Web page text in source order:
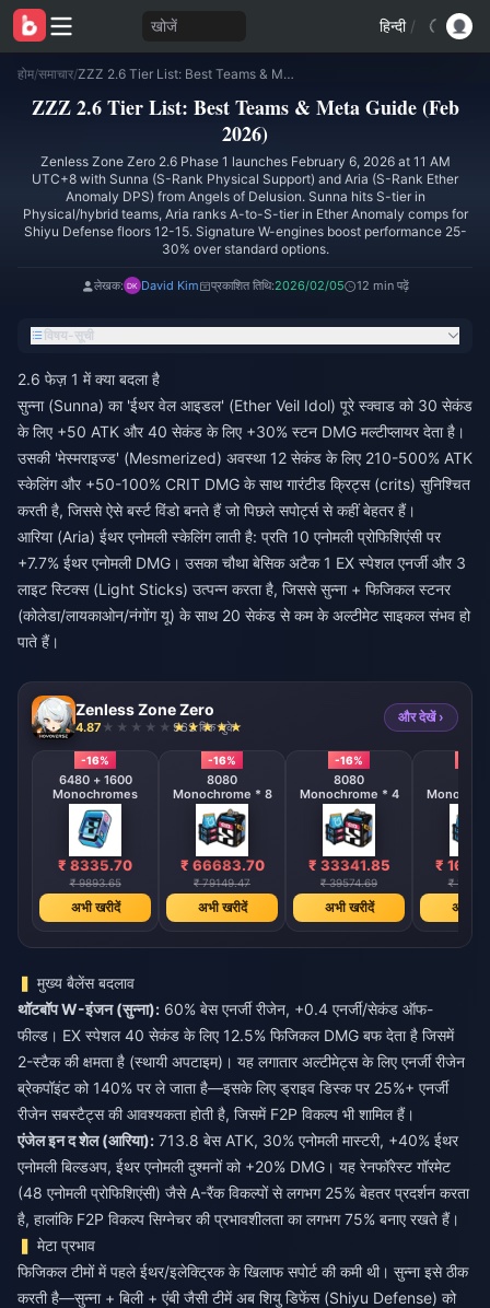
खोजें हिन्दी /
होम/समाचार/ ZZZ 2.6 Tier List: Best Teams & Meta Guide (Feb 2026)
ZZZ 2.6 Tier List: Best Teams & Meta Guide (Feb
2026)
Zenless Zone Zero 2.6 Phase 1 launches February 6, 2026 at 11 AM
UTC+8 with Sunna (S-Rank Physical Support) and Aria (S-Rank Ether
Anomaly DPS) from Angels of Delusion. Sunna hits S-tier in
Physical/hybrid teams, Aria ranks A-to-S-tier in Ether Anomaly comps for
Shiyu Defense floors 12-15. Signature W-engines boost performance 25-
30% over standard options.
लेखक: David Kim प्रकाशित तिथि:2026/02/05 12 min पढ़ें
विषय-सूची
2.6 फेज़ 1 में क्या बदला है
सुन्ना (Sunna) का 'ईथर वेल आइडल' (Ether Veil Idol) पूरे स्क्वाड को 30 सेकंड
के लिए +50 ATK और 40 सेकंड के लिए +30% स्टन DMG मल्टीप्लायर देता है।
उसकी 'मेस्मराइज्ड' (Mesmerized) अवस्था 12 सेकंड के लिए 210-500% ATK
स्केलिंग और +50-100% CRIT DMG के साथ गारंटीड क्रिट्स (crits) सुनिश्चित
करती है, जिससे ऐसे बर्स्ट विंडो बनते हैं जो पिछले सपोर्ट्स से कहीं बेहतर हैं।
आरिया (Aria) ईथर एनोमली स्केलिंग लाती है: प्रति 10 एनोमली प्रोफिशिएंसी पर
+7.7% ईथर एनोमली DMG। उसका चौथा बेसिक अटैक 1 EX स्पेशल एनर्जी और 3
लाइट स्टिक्स (Light Sticks) उत्पन्न करता है, जिससे सुन्ना + फिजिकल स्टनर
(कोलेडा/लायकाओन/नंगोंग यू) के साथ 20 सेकंड से कम के अल्टीमेट साइकल संभव हो
पाते हैं।
Zenless Zone Zero
4.87 963 बिक चुके
और देखें ›
-16%
6480 + 1600
Monochromes
₹ 8335.70
₹ 9893.65
अभी खरीदें
-16%
8080
Monochrome * 8
₹ 66683.70
₹ 79149.47
अभी खरीदें
-16%
8080
Monochrome * 4
₹ 33341.85
₹ 39574.69
अभी खरीदें
₹
₹
अभी
मुख्य बैलेंस बदलाव
थॉटबॉप W-इंजन (सुन्ना): 60% बेस एनर्जी रीजेन, +0.4 एनर्जी/सेकंड ऑफ-
फील्ड। EX स्पेशल 40 सेकंड के लिए 12.5% फिजिकल DMG बफ देता है जिसमें
2-स्टैक की क्षमता है (स्थायी अपटाइम)। यह लगातार अल्टीमेट्स के लिए एनर्जी रीजेन
ब्रेकपॉइंट को 140% पर ले जाता है—इसके लिए ड्राइव डिस्क पर 25%+ एनर्जी
रीजेन सबस्टैट्स की आवश्यकता होती है, जिसमें F2P विकल्प भी शामिल हैं।
एंजेल इन द शेल (आरिया): 713.8 बेस ATK, 30% एनोमली मास्टरी, +40% ईथर
एनोमली बिल्डअप, ईथर एनोमली दुश्मनों को +20% DMG। यह रेनफॉरेस्ट गॉरमेट
(48 एनोमली प्रोफिशिएंसी) जैसे A-रैंक विकल्पों से लगभग 25% बेहतर प्रदर्शन करता
है, हालांकि F2P विकल्प सिग्नेचर की प्रभावशीलता का लगभग 75% बनाए रखते हैं।
मेटा प्रभाव
फिजिकल टीमों में पहले ईथर/इलेक्ट्रिक के खिलाफ सपोर्ट की कमी थी। सुन्ना इसे ठीक
करती है—सुन्ना + बिली + एंबी जैसी टीमें अब शियु डिफेंस (Shiyu Defense) को